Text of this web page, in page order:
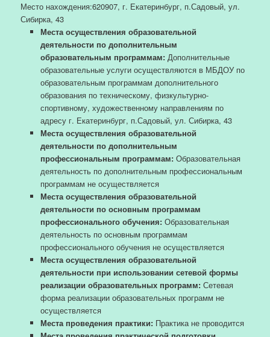
Место нахождения:620907, г. Екатеринбург, п.Садовый, ул.
Сибирка, 43
Места осуществления образовательной
деятельности по дополнительным
образовательным программам:Дополнительные
образовательные услуги осуществляются в МБДОУ по
образовательным программам дополнительного
образования по техническому, физкультурно-
спортивному, художественному направлениям по
адресу г. Екатеринбург, п.Садовый, ул. Сибирка, 43
Места осуществления образовательной
деятельности по дополнительным
профессиональным программам:Образовательная
деятельность по дополнительным профессиональным
программам не осуществляется
Места осуществления образовательной
деятельности по основным программам
профессионального обучения:Образовательная
деятельность по основным программам
профессионального обучения не осуществляется
Места осуществления образовательной
деятельности при использовании сетевой формы
реализации образовательных программ:Сетевая
форма реализации образовательных программ не
осуществляется
Места проведения практики:Практика не проводится